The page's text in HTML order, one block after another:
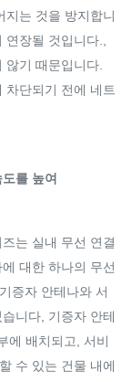
지는 것을 방지합니
연장될 것입니다.,
않기 때문입니다.
차단되기 전에 네트
를 높여
는 실내 무선 연결
대한 하나의 무선
증자 안테나와 서
니다, 기증자 안테
에 배치되고, 서비
수 있는 건물 내에